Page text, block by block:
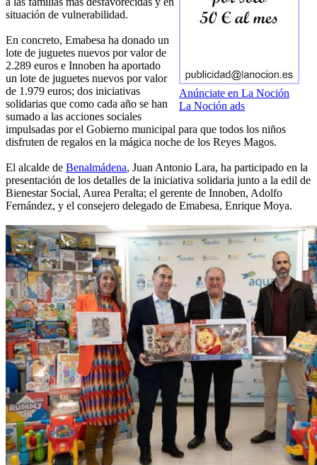
Anúnciate en La Noción
La Noción ads
situación de vulnerabilidad.
En concreto, Emabesa ha donado un
lote de juguetes nuevos por valor de
2.289 euros e Innoben ha aportado
un lote de juguetes nuevos por valor
de 1.979 euros; dos iniciativas
solidarias que como cada año se han
sumado a las acciones sociales
impulsadas por el Gobierno municipal para que todos los niños
disfruten de regalos en la mágica noche de los Reyes Magos.
El alcalde de Benalmádena, Juan Antonio Lara, ha participado en la
presentación de los detalles de la iniciativa solidaria junto a la edil de
Bienestar Social, Aurea Peralta; el gerente de Innoben, Adolfo
Fernández, y el consejero delegado de Emabesa, Enrique Moya.